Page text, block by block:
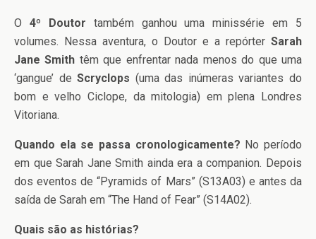
O 4º Doutor também ganhou uma minissérie em 5
volumes. Nessa aventura, o Doutor e a repórter Sarah
Jane Smith têm que enfrentar nada menos do que uma
‘gangue’ deScryclops (uma das inúmeras variantes do
bom e velho Ciclope, da mitologia) em plena Londres
Vitoriana.
Quando ela se passa cronologicamente? No período
em que Sarah Jane Smith ainda era a companion. Depois
dos eventos de “Pyramids of Mars” (S13A03) e antes da
saída de Sarah em “The Hand of Fear” (S14A02).
Quais são as histórias?